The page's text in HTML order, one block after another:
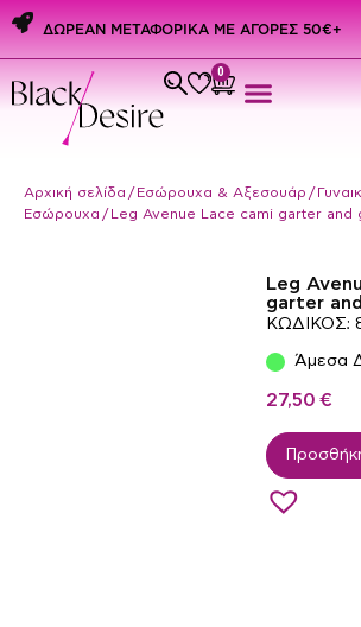
ΔΩΡΕΑΝ ΜΕΤΑΦΟΡΙΚΑ ME ΑΓΟΡΕΣ 50€+
0
Αρχική σελίδα / Εσώρουχα & Αξεσουάρ /
Εσώρουχα / Leg Avenue Lace cami garter and
Leg
garter
ΚΩΔΙΚΟΣ:
Άμεσα
27,50 €